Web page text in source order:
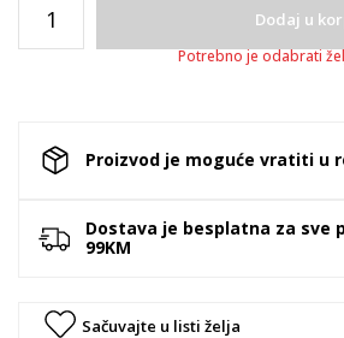
Dodaj u
Potrebno je odabrati
Proizvod je moguće vratiti u
Dostava je besplatna za sve
99KM
Sačuvajte u listi želja